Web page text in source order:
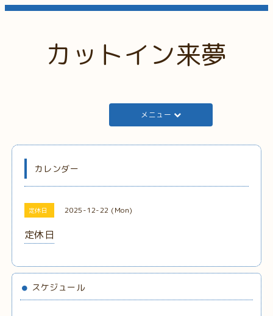
カットイン来夢
メニュー
カレンダー
定休日 2025-12-22 (Mon)
定休日
スケジュール